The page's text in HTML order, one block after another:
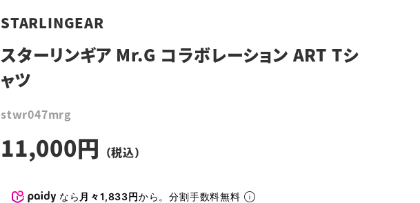
STARLINGEAR
スターリンギア Mr.G コラボレーション ART Tシ
ャツ
stwr047mrg
11,000
なら 月々1,833円から。分割手数料無料